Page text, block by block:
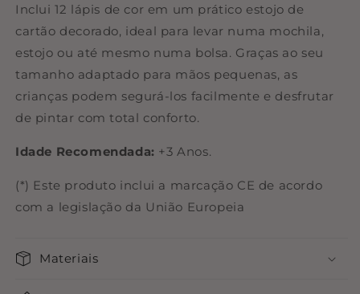
Inclui 12 lápis de cor em um prático estojo de
cartão decorado, ideal para levar numa mochila,
estojo ou até mesmo numa bolsa. Graças ao seu
tamanho adaptado para mãos pequenas, as
crianças podem segurá-los facilmente e desfrutar
de pintar com total conforto.
Idade Recomendada: +3 Anos.
(*) Este produto inclui a marcação CE de acordo
com a legislação da União Europeia
Materiais